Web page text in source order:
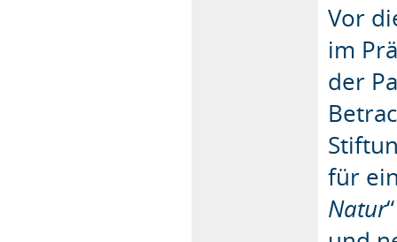
Vor
im
der
für
Natur